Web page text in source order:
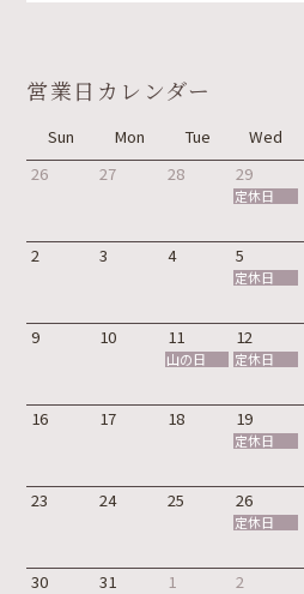
営業日カレンダー
Sun Mon Tue Wed
26
27 28 29
定休日
2 3 4 5
定休日
9 10 11
山の日
12
定休日
16 17 18 19
定休日
23 24 25 26
定休日
30 31 1 2